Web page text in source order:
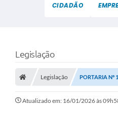
CIDADÃO
Legislação
Legislação PORTARIA Nº
Atualizado em: 16/01/2026 às